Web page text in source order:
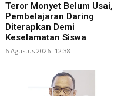
Teror Monyet Belum Usai,
Pembelajaran Daring
Diterapkan Demi
Keselamatan Siswa
6 Agustus 2026 -12:38